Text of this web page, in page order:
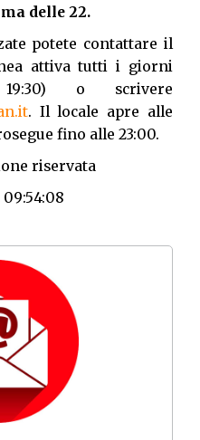
delle 22.
potete contattare il
attiva tutti i giorni
o scrivere
. Il locale apre alle
fino alle 23:00.
riservata